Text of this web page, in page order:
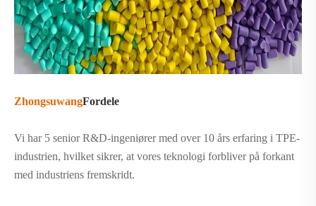
ZhongsuwangFordele
Vi har 5 senior R&D-ingeniører med over 10 års erfaring i TPE-
industrien, hvilket sikrer, at vores teknologi forbliver på forkant
med industriens fremskridt.